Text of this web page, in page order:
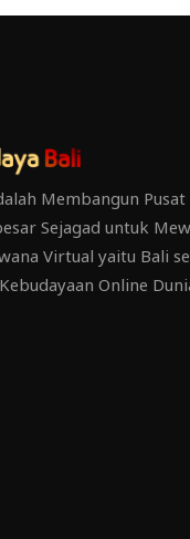
Membangun
Sejagad untuk
Virtual yaitu Bali
Online